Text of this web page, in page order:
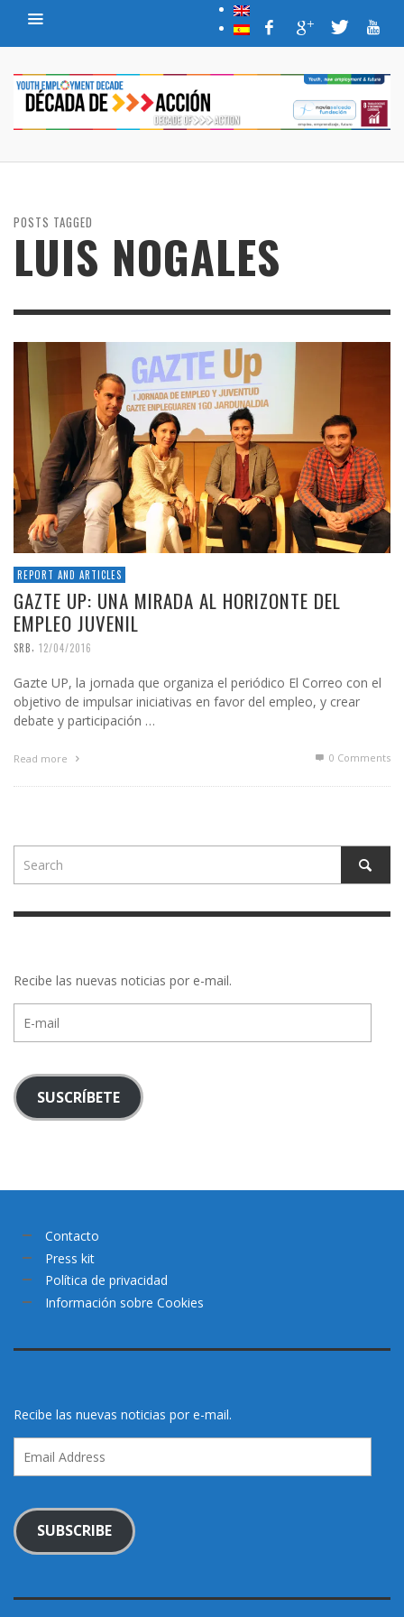
POSTS TAGGED
LUIS NOGALES
REPORT AND ARTICLES
GAZTE UP: UNA MIRADA AL HORIZONTE DEL
EMPLEO JUVENIL
SRB, 12/04/2016
Gazte UP, la jornada que organiza el periódico El Correo con el
objetivo de impulsar iniciativas en favor del empleo, y crear
debate y participación …
Read more 0 Comments
Recibe las nuevas noticias por e-mail.
mail
SUSCRÍBETE
Contacto
Press kit
Política de privacidad
Información sobre Cookies
Recibe las nuevas noticias por e-mail.
Address
SUBSCRIBE